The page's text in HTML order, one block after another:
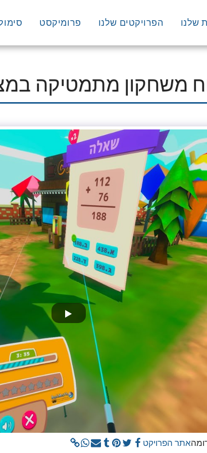
שלנו הפרויקטים שלנו פרומיקסט
משחקון מתמטיקה
אתר הפרויקט